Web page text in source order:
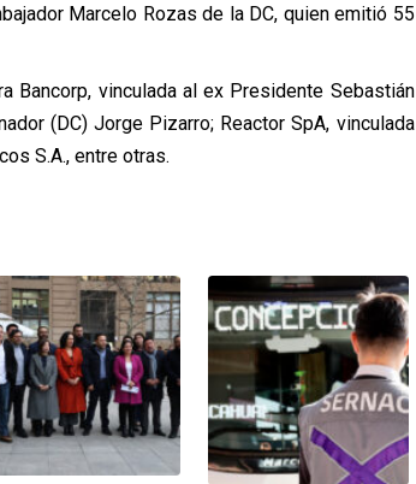
Marcelo Rozas de la DC, quien emitió 55
Bancorp, vinculada al ex Presidente Sebastián
(DC) Jorge Pizarro; Reactor SpA, vinculada
S.A., entre otras.